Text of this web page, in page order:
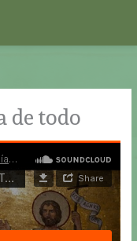
de todo